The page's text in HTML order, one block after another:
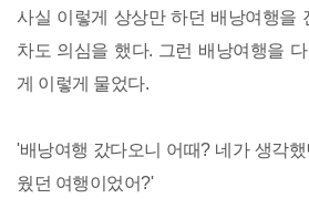
사실 이렇게 상상만 하던 배낭여행을
차도 의심을 했다. 그런 배낭여행을
게 이렇게 물었다.
'배낭여행 갔다오니 어때? 네가 생각
웠던 여행이었어?'